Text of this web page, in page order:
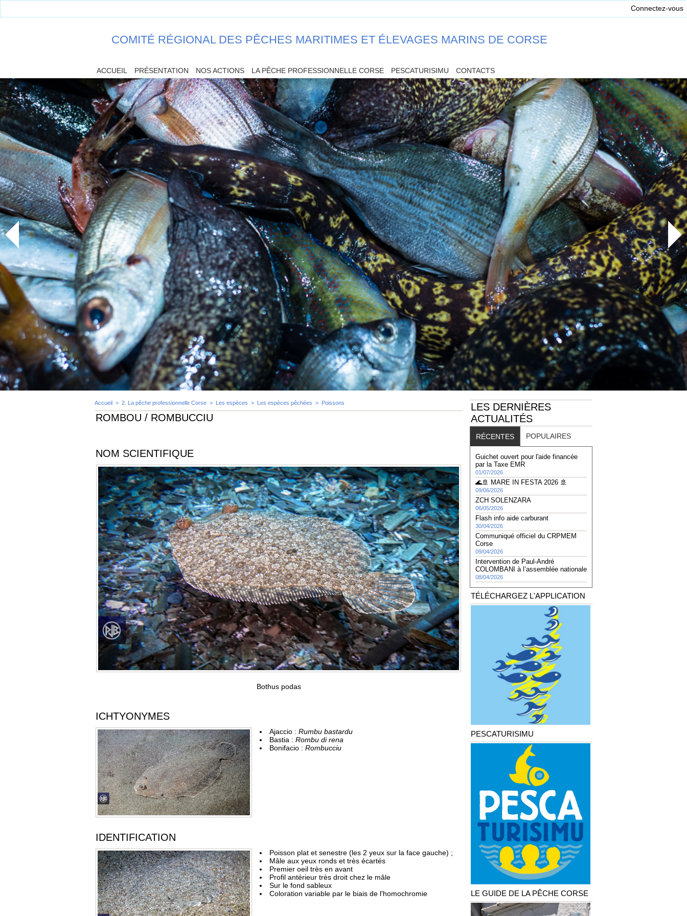
Connectez-vous
COMITÉ RÉGIONAL DES PÊCHES MARITIMES ET ÉLEVAGES MARINS DE CORSE
ACCUEIL PRÉSENTATION NOS ACTIONS LA PÊCHE PROFESSIONNELLE CORSE PESCATURISIMU CONTACTS
Accueil > 2. La pêche professionnelle Corse > Les espèces > Les espèces pêchées > Poissons
ROMBOU / ROMBUCCIU
NOM SCIENTIFIQUE
Bothus podas
ICHTYONYMES
Ajaccio : Rumbu bastardu
Bastia : Rombu di rena
Bonifacio : Rombucciu
IDENTIFICATION
Poisson plat et senestre (les 2 yeux sur la face gauche) ;
Mâle aux yeux ronds et très écartés
Premier oeil très en avant
Profil antérieur très droit chez le mâle
Sur le fond sableux
Coloration variable par le biais de l'homochromie
LES DERNIÈRES
ACTUALITÉS
RÉCENTES POPULAIRES
Guichet ouvert pour l'aide financée
par la Taxe EMR
01/07/2026
🌊🚢 MARE IN FESTA 2026 🚢
09/06/2026
ZCH SOLENZARA
06/05/2026
Flash info aide carburant
30/04/2026
Communiqué officiel du CRPMEM
Corse
09/04/2026
Intervention de Paul-André
COLOMBANI à l’assemblée nationale
08/04/2026
TÉLÉCHARGEZ L'APPLICATION
PESCATURISIMU
LE GUIDE DE LA PÊCHE CORSE